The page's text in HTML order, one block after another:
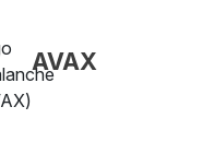
AVAX